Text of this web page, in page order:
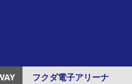
フクダ電子アリーナ